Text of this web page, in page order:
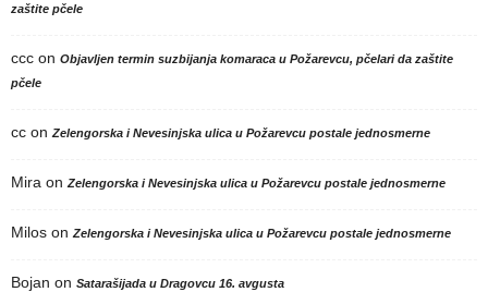
zaštite pčele
ccc on Objavljen termin suzbijanja komaraca u Požarevcu, pčelari da zaštite
pčele
cc on Zelengorska i Nevesinjska ulica u Požarevcu postale jednosmerne
Mira on Zelengorska i Nevesinjska ulica u Požarevcu postale jednosmerne
Milos on Zelengorska i Nevesinjska ulica u Požarevcu postale jednosmerne
Bojan on Satarašijada u Dragovcu 16. avgusta